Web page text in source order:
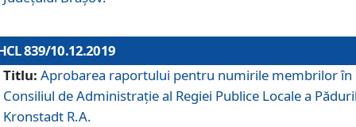
839/10.12.2019
Titlu: Aprobarea raportului pentru numirile membrilor în
Consiliul de Administraţie al Regiei Publice Locale a
Kronstadt R.A.